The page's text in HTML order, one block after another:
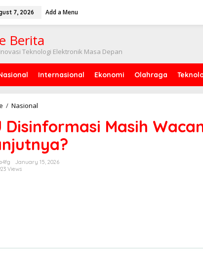
7, 2026 Add a Menu
Berita
Teknologi Elektronik Masa Depan
Internasional Ekonomi Olahraga
/ Nasional
Masih
Wacana,
Apa
Selanjutnya?
Disinformasi Masih
January 15, 2026
Views